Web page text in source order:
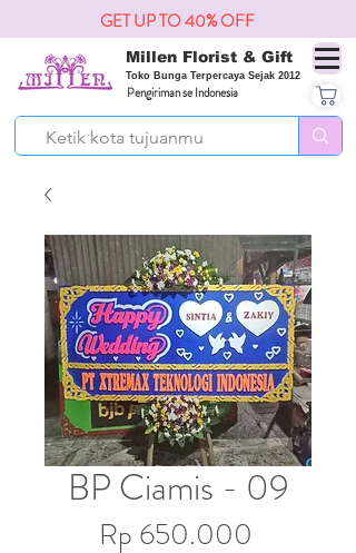
Millen Florist & Gift
Toko Bunga Terpercaya Sejak 2012
Pengiriman se Indonesia
GET UP TO 40% OFF
BP Ciamis - 09
Rp 650.000